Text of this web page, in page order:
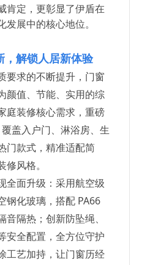
肯定，更彰显了伊盾在
展中的核心地位。
，解锁人居新体验
要求的不断提升，门窗
颜值、节能、实用的综
庭装修核心需求，重磅
覆盖入户门、淋浴房、生
门款式，精准适配简
风格。
全面升级：采用航空级
钢化玻璃，搭配 PA66
隔热；创新防坠绳、
安全配置，全方位守护
工艺加持，让门窗历经